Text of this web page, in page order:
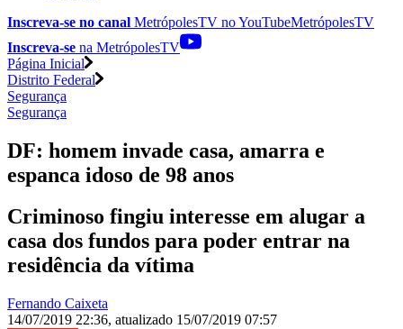
Inscreva-se no canal MetrópolesTV noYouTubeMetrópolesTV
Inscreva-se na MetrópolesTV
Página Inicial
Distrito Federal
Segurança
Segurança
DF: homem invade casa, amarra e
espanca idoso de 98 anos
Criminoso fingiu interesse em alugar a
casa dos fundos para poder entrar na
residência da vítima
Fernando Caixeta
14/07/2019 22:36, atualizado 15/07/2019 07:57